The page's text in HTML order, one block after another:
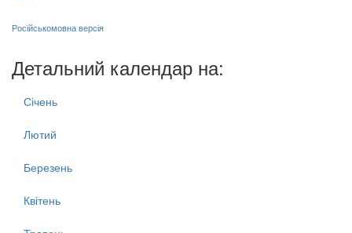
Російськомовна версія
Детальний календар на:
Січень
Лютий
Березень
Квітень